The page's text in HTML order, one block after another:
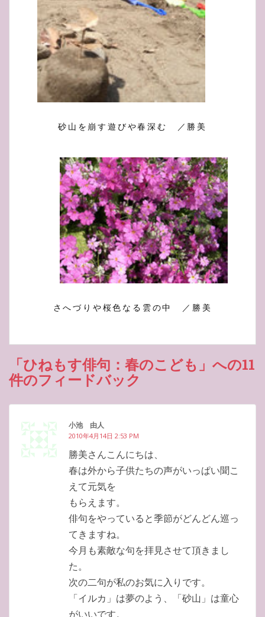
砂山を崩す遊びや春深む ／勝美
さへづりや桜色なる雲の中 ／勝美
「ひねもす俳句：春のこども」への11
件のフィードバック
小池 由人
2010年4月14日 2:53 PM
勝美さんこんにちは、
春は外から子供たちの声がいっぱい聞こ
えて元気を
もらえます。
俳句をやっていると季節がどんどん巡っ
てきますね。
今月も素敵な句を拝見させて頂きまし
た。
次の二句が私のお気に入りです。
「イルカ」は夢のよう、「砂山」は童心
がいいです。